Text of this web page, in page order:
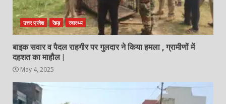
उत्तर प्रदेश रेहड़ स्वास्थ्य
बाइक सवार व पैदल राहगीर पर गुलदार ने किया हमला , ग्रामीणों में
दहशत का माहौल |
May 4, 2025